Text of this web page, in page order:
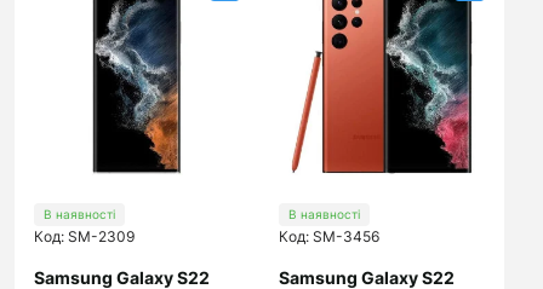
В наявності
Код: SM-2309
Samsung Galaxy S22
В наявності
Код: SM-3456
Samsung Galaxy S22